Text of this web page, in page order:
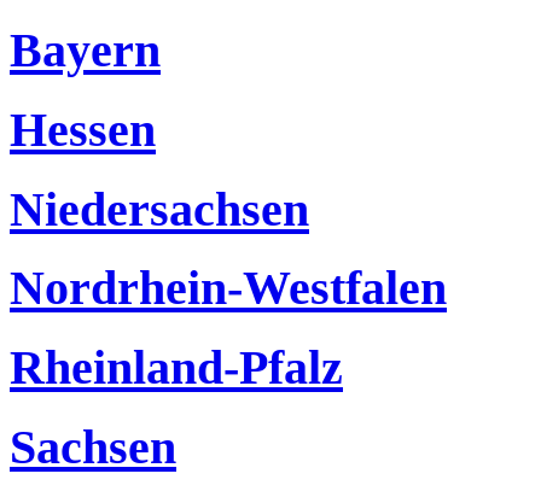
Bayern
Hessen
Niedersachsen
Nordrhein-Westfalen
Rheinland-Pfalz
Sachsen